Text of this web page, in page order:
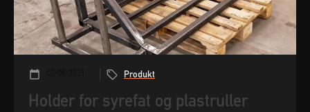
Produkt
Holder for syrefat og plastruller